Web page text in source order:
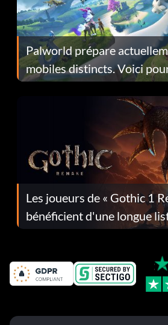
Palworld prépare
mobiles distincts. Voici
Les joueurs de « Gothic 1
bénéficient d'une longue
corrections dans la mise à